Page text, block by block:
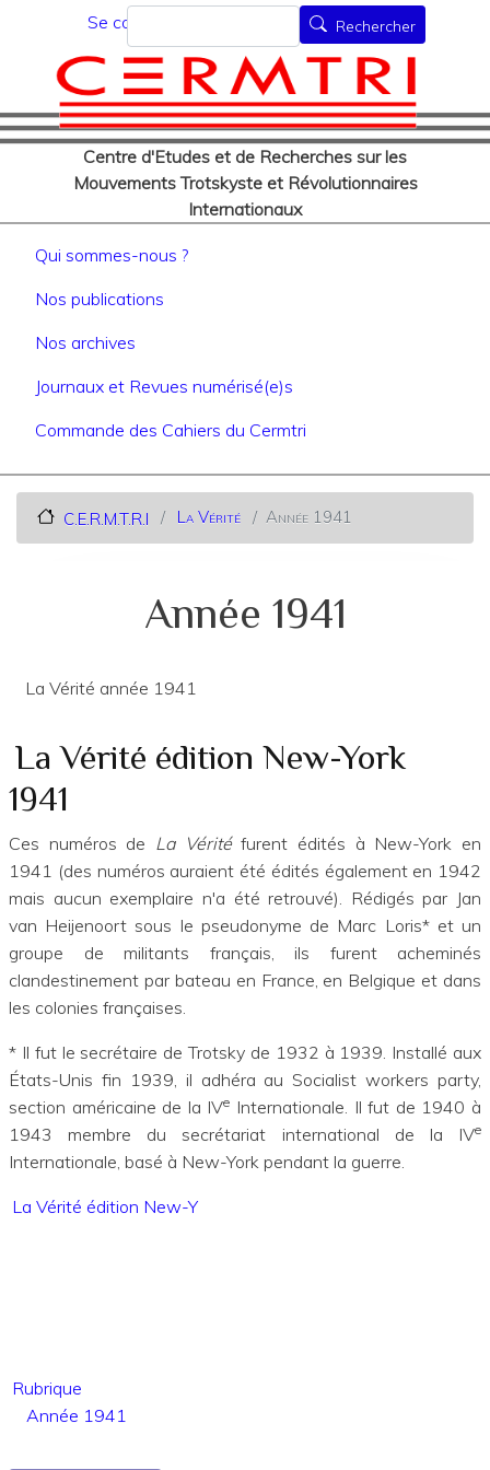
au
contenu
principal
Menu du compte de
Se connecter
Centre d'Etudes et de Recherches sur les
Mouvements Trotskyste et Révolutionnaires
Internationaux
Rechercher Rechercher
Navigation principale
Qui sommes-nous ?
Nos publications
Nos archives
Journaux et Revues numérisé(e)s
Commande des Cahiers du Cermtri
C.E.R.M.T.R.I La Vérité Année 1941
Année 1941
La Vérité année 1941
La Vérité édition New-York
1941
Ces numéros de La Véritéfurent édités à New-York en
1941 (des numéros auraient été édités également en 1942
mais aucun exemplaire n'a été retrouvé). Rédigés par Jan
van Heijenoort sous le pseudonyme de Marc Loris* et un
groupe de militants français, ils furent acheminés
clandestinement par bateau en France, en Belgique et dans
les colonies françaises.
* Il fut le secrétaire de Trotsky de 1932 à 1939. Installé aux
États-Unis fin 1939, il adhéra au Socialist workers party,
section américaine de la IVe Internationale. Il fut de 1940 à
1943 membre du secrétariat international de la IVe
Internationale, basé à New-York pendant la guerre.
La Vérité édition New-Y
Rubrique
Année 1941